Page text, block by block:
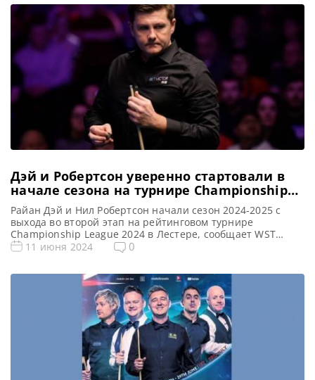
Мэйн Туре на […]
Дэй и Робертсон уверенно стартовали в
начале сезона на турнире Championship
League 2024
Райан Дэй и Нил Робертсон начали сезон 2024-2025 с
выхода во второй этап на рейтинговом турнире
Championship League 2024 в Лестере, сообщает WST
Новости Championship League 2024 (рейтинговый)
(рейтинговый). Расписание трансляций Райан Дэй и Нил
Робертсон вышли во второй групповой этап
рейтингового турнира Championship League […]
11 июня 2024 0